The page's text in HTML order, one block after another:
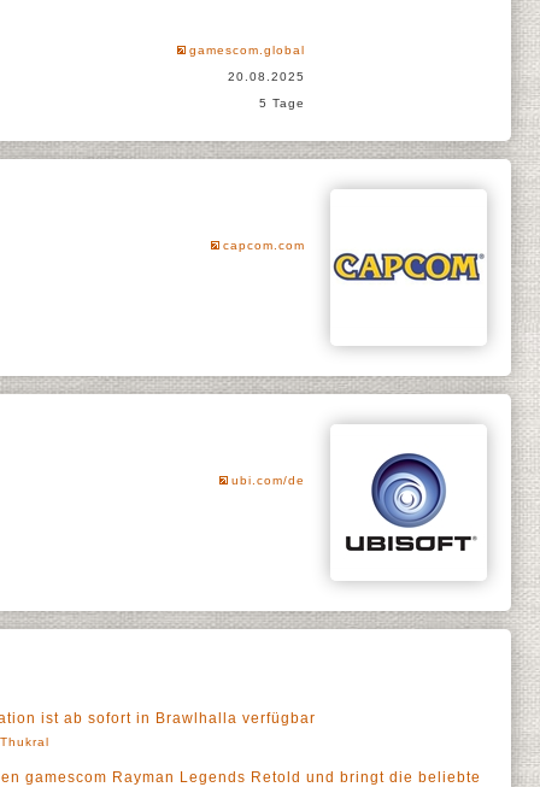
gamescom.global
20.08.2025
5 Tage
capcom.com
ubi.com/de
ist ab sofort in Brawlhalla verfügbar
gamescom Rayman Legends Retold und bringt die beliebte